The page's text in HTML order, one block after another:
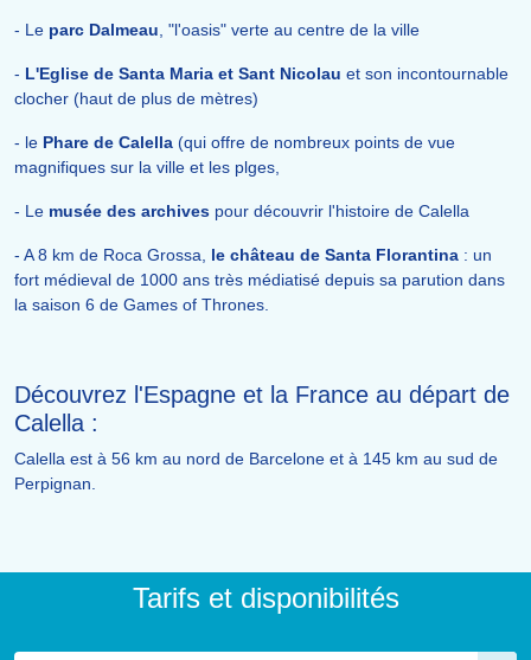
- Le parc Dalmeau, "l'oasis" verte au centre de la ville
- L'Eglise de Santa Maria et Sant Nicolau et son incontournable
clocher (haut de plus de mètres)
- le Phare de Calella (qui offre de nombreux points de vue
magnifiques sur la ville et les plges,
- Le musée des archives pour découvrir l'histoire de Calella
- A 8 km de Roca Grossa, le château de Santa Florantina : un
fort médieval de 1000 ans très médiatisé depuis sa parution dans
la saison 6 de Games of Thrones.
Découvrez l'Espagne et la France au départ de
Calella :
Calella est à 56 km au nord de Barcelone et à 145 km au sud de
Perpignan.
Tarifs et disponibilités